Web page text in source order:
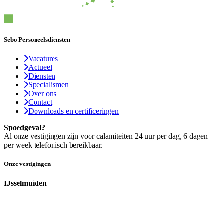
Sebo Personeelsdiensten
Vacatures
Actueel
Diensten
Specialismen
Over ons
Contact
Downloads en certificeringen
Spoedgeval?
Al onze vestigingen zijn voor calamiteiten 24 uur per dag, 6 dagen
per week telefonisch bereikbaar.
Onze vestigingen
IJsselmuiden